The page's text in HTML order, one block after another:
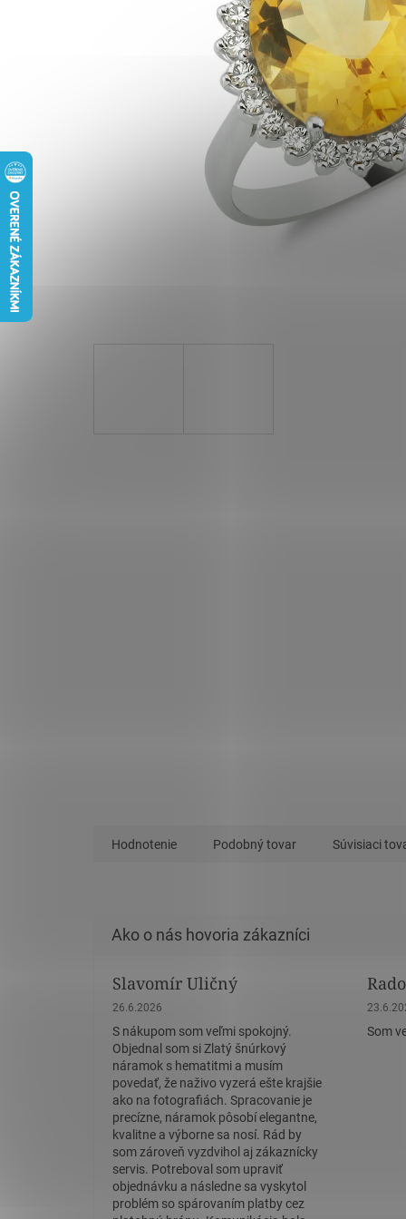
Hodnotenie Podobný tovar Súvisiaci
Slavomír Uličný
Hodnotenie obchodu je 5 z 5 hviezdičiek.
26.6.2026
S nákupom som veľmi spokojný.
Objednal som si Zlatý šnúrkový
náramok s hematitmi a musím
povedať, že naživo vyzerá ešte krajšie
ako na fotografiách. Spracovanie je
precízne, náramok pôsobí elegantne,
kvalitne a výborne sa nosí. Rád by
som zároveň vyzdvihol aj zákaznícky
servis. Potreboval som upraviť
objednávku a následne sa vyskytol
problém so spárovaním platby cez
Som